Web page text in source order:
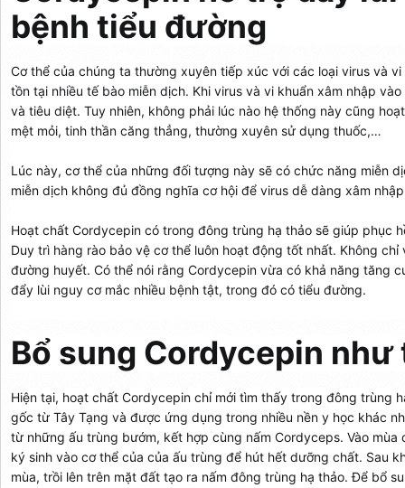
bệnh tiểu đường
Cơ thể của chúng ta thường xuyên tiếp xúc với các loại virus và
tồn tại nhiều tế bào miễn dịch. Khi virus và vi khuẩn xâm nhập
và tiêu diệt. Tuy nhiên, không phải lúc nào hệ thống này cũng
mệt mỏi, tinh thần căng thẳng, thường xuyên sử dụng thuốc,…
Lúc này, cơ thể của những đối tượng này sẽ có chức năng miễn
miễn dịch không đủ đồng nghĩa cơ hội để virus dễ dàng xâm
Hoạt chất Cordycepin có trong đông trùng hạ thảo sẽ giúp phục
Duy trì hàng rào bảo vệ cơ thể luôn hoạt động tốt nhất. Không
đường huyết. Có thể nói rằng Cordycepin vừa có khả năng tăng
đẩy lùi nguy cơ mắc nhiều bệnh tật, trong đó có tiểu đường.
Bổ sung Cordycepin như
Hiện tại, hoạt chất Cordycepin chỉ mới tìm thấy trong đông trùng
gốc từ Tây Tạng và được ứng dụng trong nhiều nền y học khác
từ những ấu trùng bướm, kết hợp cùng nấm Cordyceps. Vào
ký sinh vào cơ thể của của ấu trùng để hút hết dưỡng chất. Sau
mùa, trồi lên trên mặt đất tạo ra nấm đông trùng hạ thảo. Để bổ